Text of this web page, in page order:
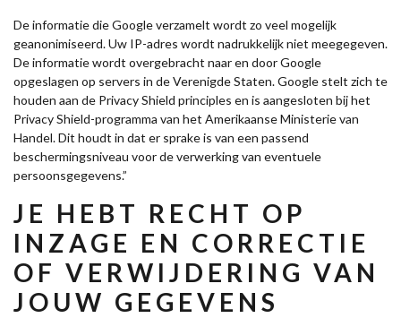
De informatie die Google verzamelt wordt zo veel mogelijk
geanonimiseerd. Uw IP-adres wordt nadrukkelijk niet meegegeven.
De informatie wordt overgebracht naar en door Google
opgeslagen op servers in de Verenigde Staten. Google stelt zich te
houden aan de Privacy Shield principles en is aangesloten bij het
Privacy Shield-programma van het Amerikaanse Ministerie van
Handel. Dit houdt in dat er sprake is van een passend
beschermingsniveau voor de verwerking van eventuele
persoonsgegevens.”
JE HEBT RECHT OP
INZAGE EN CORRECTIE
OF VERWIJDERING VAN
JOUW GEGEVENS